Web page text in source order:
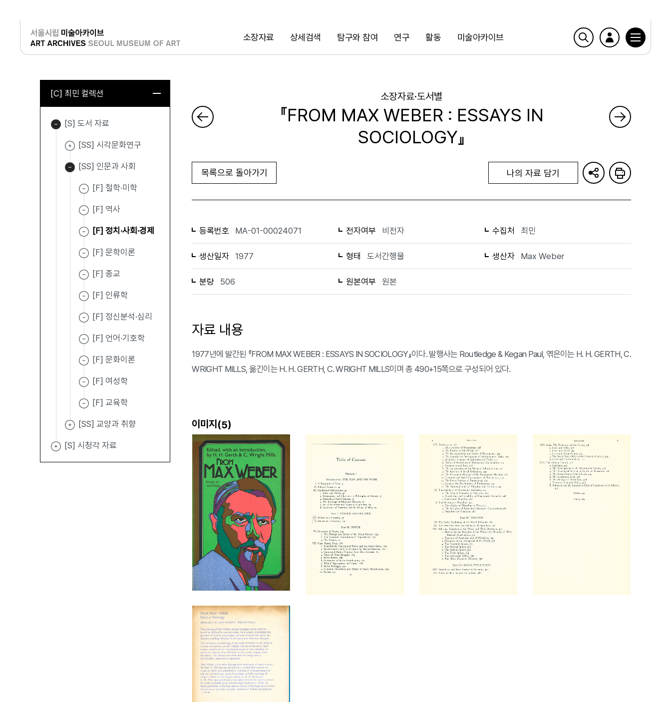
소장자료 상세검색 탐구와 참여 연구 활동 미술아카이브
검색
로그인
[C] 최민 컬렉션
[S] 도서 자료
[SS] 시각문화연구
[SS] 인문과 사회
[F] 철학·미학
[F] 역사
[F] 정치·사회·경제
[F] 문학이론
[F] 종교
[F] 인류학
[F] 정신분석·심리
[F] 언어·기호학
[F] 문화이론
[F] 여성학
[F] 교육학
[SS] 교양과 취향
[S] 시청각 자료
소장자료·도서별
『FROM MAX WEBER : ESSAYS IN
SOCIOLOGY』
목록으로 돌아가기 나의 자료 담기
등록번호 MA-01-00024071 전자여부 비전자 수집처 최민
생산일자 1977 형태 도서간행물 생산자 Max Weber
분량 506 원본여부 원본
자료 내용
1977년에 발간된 『FROM MAX WEBER : ESSAYS IN SOCIOLOGY』이다. 발행사는 Routledge & Kegan Paul, 엮은이는 H. H. GERTH, C.
WRIGHT MILLS, 옮긴이는 H. H. GERTH, C. WRIGHT MILLS이며 총 490+15쪽으로 구성되어 있다.
이미지(5)